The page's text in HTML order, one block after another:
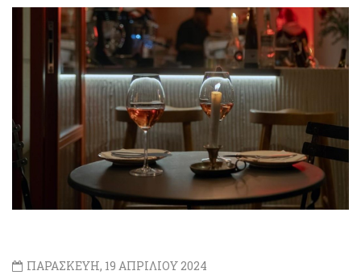
ΠΑΡΑΣΚΕΥΗ, 19 ΑΠΡΙΛΙΟΥ 2024